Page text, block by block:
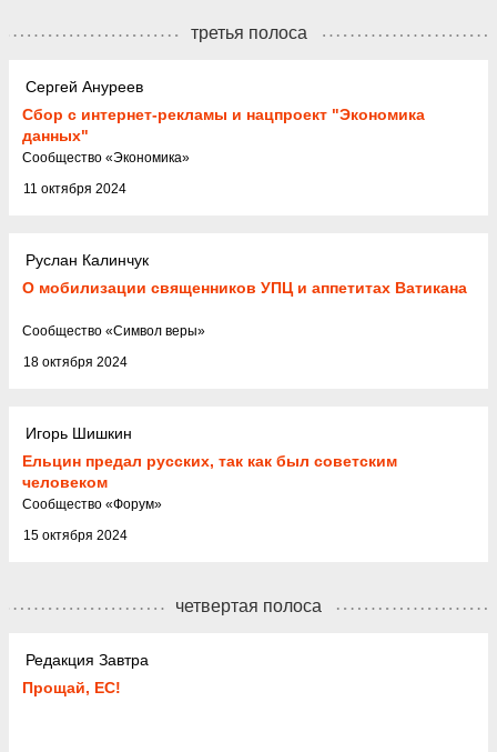
третья полоса
Сергей Ануреев
Сбор с интернет-рекламы и нацпроект "Экономика
данных"
11 октября 2024
Cообщество «Экономика»
Руслан Калинчук
О мобилизации священников УПЦ и аппетитах Ватикана
18 октября 2024
Cообщество «Символ веры»
Игорь Шишкин
Ельцин предал русских, так как был советским
человеком
15 октября 2024
Cообщество «Форум»
четвертая полоса
Редакция Завтра
Прощай, ЕС!